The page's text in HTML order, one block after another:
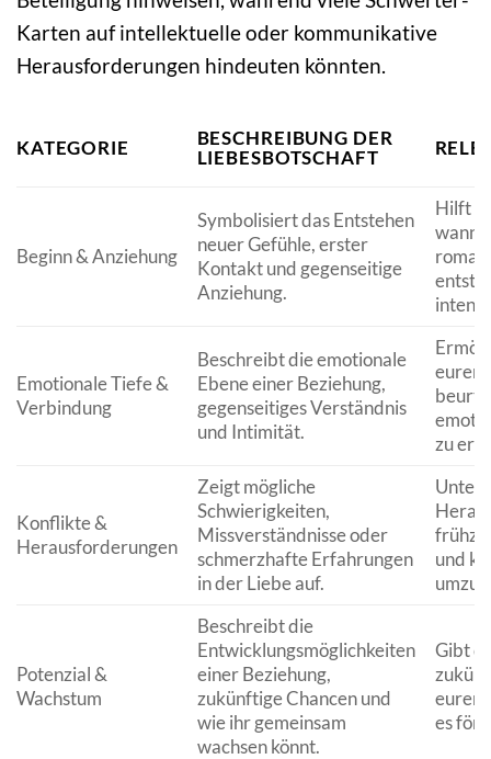
Karten auf intellektuelle oder kommunikative
Herausforderungen hindeuten könnten.
KATEGORIE
BESCHREIBUNG DER
LIEBESBOTSCHAFT
Beginn & Anziehung
Symbolisiert das Entstehen
neuer Gefühle, erster
Kontakt und gegenseitige
Anziehung.
Hilft
wann
Emotionale Tiefe &
Verbindung
Beschreibt die emotionale
Ebene einer Beziehung,
gegenseitiges Verständnis
und Intimität.
eurer
zu
Konflikte &
Herausforderungen
Zeigt mögliche
Schwierigkeiten,
Missverständnisse oder
schmerzhafte Erfahrungen
in der Liebe auf.
und
Potenzial &
Wachstum
Beschreibt die
Entwicklungsmöglichkeiten
einer Beziehung,
zukünftige Chancen und
wie ihr gemeinsam
wachsen könnt.
Gibt
eurer
es